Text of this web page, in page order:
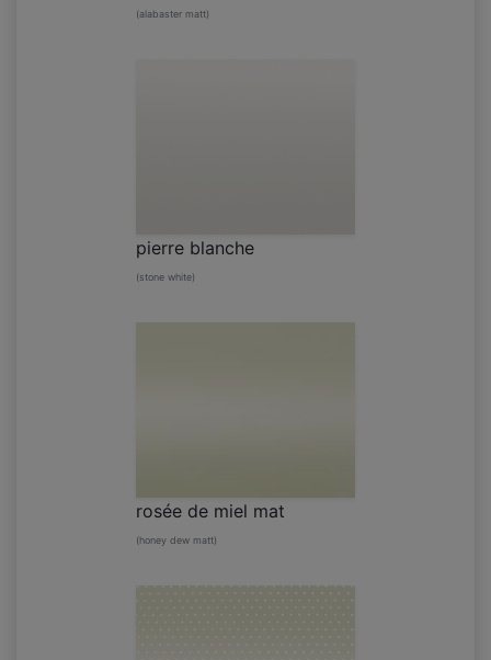
(alabaster matt)
pierre blanche
(stone white)
rosée de miel mat
(honey dew matt)